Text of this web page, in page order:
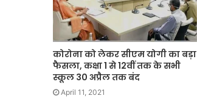
कोरोना को लेकर सीएम योगी का बड़ा
फैसला, कक्षा 1 से 12वीं तक के सभी
स्कूल 30 अप्रैल तक बंद
April 11, 2021